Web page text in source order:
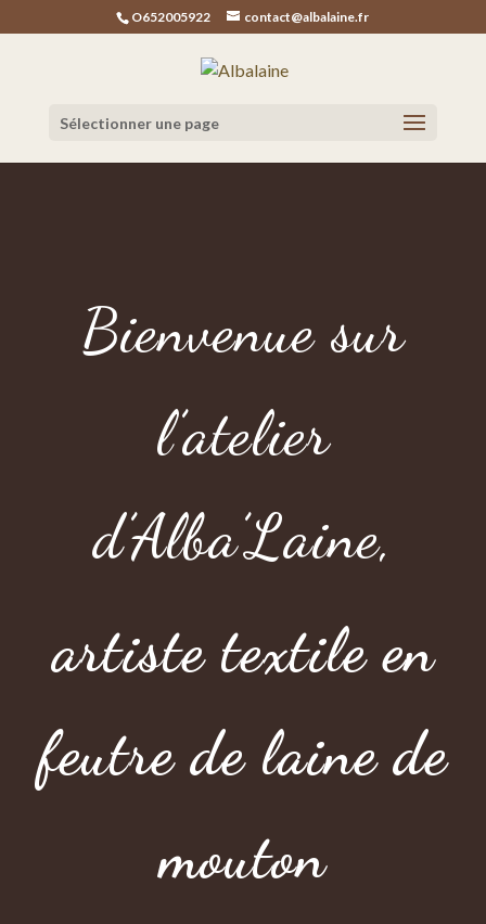
O652005922 contact@albalaine.fr
Sélectionner une page
Bienvenue sur
l’atelier
d’Alba’Laine,
artiste textile en
feutre de laine de
mouton